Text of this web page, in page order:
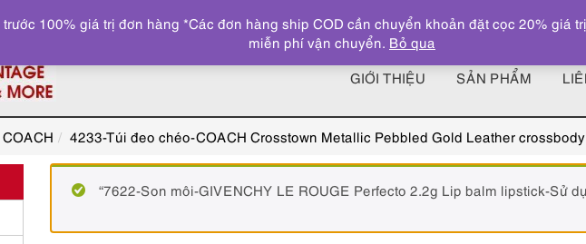
GIỚI THIỆU SẢN PHẨM
COACH 4233-Túi đeo chéo-COACH Crosstown Metallic Pebbled Gold Leather
“7622-Son môi-GIVENCHY LE ROUGE Perfecto 2.2g Lip balm lipstick-Sử
100% giá trị đơn hàng *Các đơn hàng ship COD cần chuyển khoản đặt cọc 20% giá
miễn phí vận chuyển. Bỏ qua